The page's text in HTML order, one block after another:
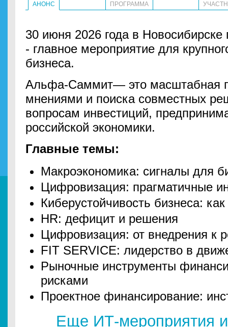
АНОНС ПРОГРАММА
30 июня 2026 года в
- главное мероприятие для
бизнеса.
Альфа‑Саммит— это масштабная
мнениями и поиска совместных
вопросам инвестиций,
российской экономики.
Главные темы:
Макроэкономика: сигналы для
Цифровизация: прагматичные
Киберустойчивость бизнеса:
HR: дефицит и решения
Цифровизация: от внедрения к
FIT SERVICE: лидерство в
Рыночные инструменты
рисками
Проектное финансирование:
Еще ИТ-мероприятия